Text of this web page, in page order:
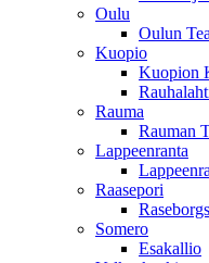
Oulu
Oulun
Kuopio
Kuopion
Rauma
Rauman
Lappeenranta
Raasepori
Somero
Esakallio